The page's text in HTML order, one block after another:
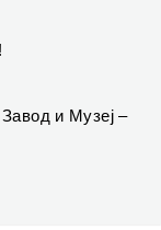
и Музеј –